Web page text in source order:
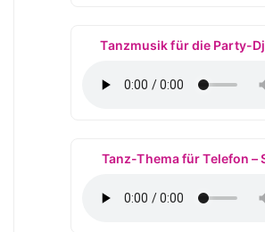
Tanzmusik für die Party-Dj
Tanz-Thema für Telefon –